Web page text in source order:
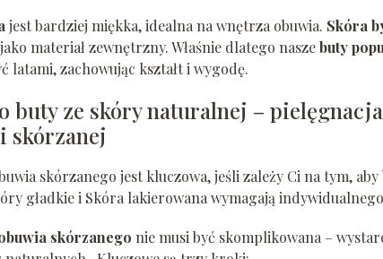
jest bardziej miękka, idealna na wnętrza obuwia. Skóra
materiał zewnętrzny. Właśnie dlatego naszebuty
latami, zachowując kształt i wygodę.
buty ze skóry naturalnej –
skórzanej
skórzanego jest kluczowa, jeśli zależy Ci na tym,
gładkie i Skóra lakierowana wymagają
skórzanego nie musi być skomplikowana –